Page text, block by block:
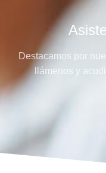
Destacamos por
llámenos y